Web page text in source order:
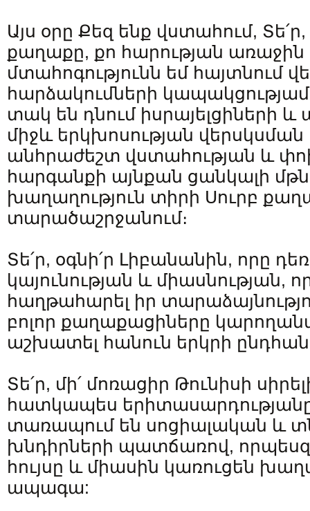
Այս օրը Քեզ ենք վստահում,
քաղաքը, քո հարության առաջին
մտահոգությունն եմ հայտնում
հարձակումների
տակ են դնում իսրայելցիների
միջև երկխոսության
անհրաժեշտ վստահության և
հարգանքի այնքան ցանկալի
խաղաղություն տիրի Սուրբ
տարածաշրջանում։
Տե՛ր, օգնի՛ր Լիբանանին, որը
կայունության և միասնության,
հաղթահարել իր
բոլոր քաղաքացիները
աշխատել հանուն երկրի
Տե՛ր, մի՛ մոռացիր Թունիսի
հատկապես
տառապում են սոցիալական և
խնդիրների պատճառով,
հույսը և միասին կառուցեն
ապագա: